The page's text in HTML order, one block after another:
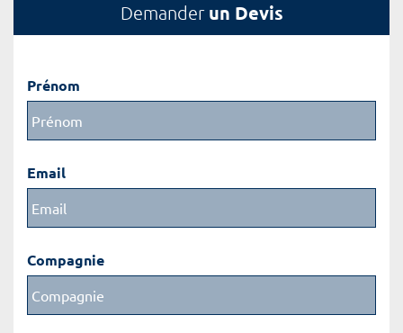
Demander un Devis
Prénom
Email
Compagnie